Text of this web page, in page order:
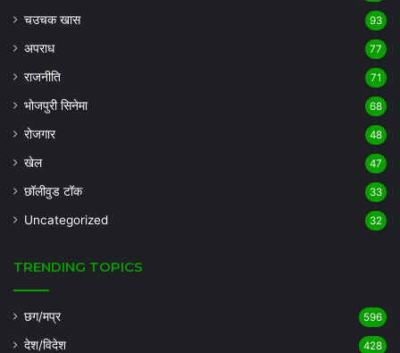
चउचक खास 93
अपराध 77
राजनीति 71
भोजपुरी सिनेमा 68
रोजगार 48
खेल 47
छॉलीवुड टॉक 33
Uncategorized 32
TRENDING TOPICS
छग/मप्र 596
देश/विदेश 428